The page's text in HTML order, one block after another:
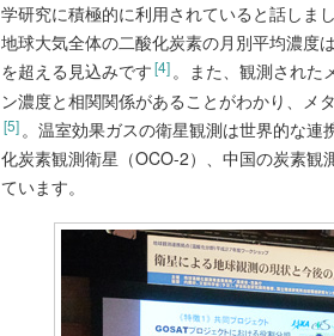
学研究に積極的に利用されていると話しま
地球大気全体の二酸化炭素の月別平均濃度
を超える見込みです[4]。また、観測された
ン濃度と相関関係があることがわかり、メ
[5] 。温室効果ガスの衛星観測は世界的な
化炭素観測衛星（OCO-2）、中国の炭素
ています。